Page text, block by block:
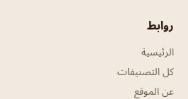
روابط
الرئيسية
كل التصنيفات
عن الموقع